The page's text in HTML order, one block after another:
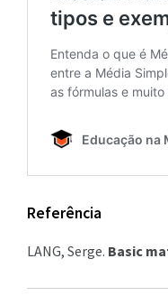
Referência
LANG, Serge. Basic